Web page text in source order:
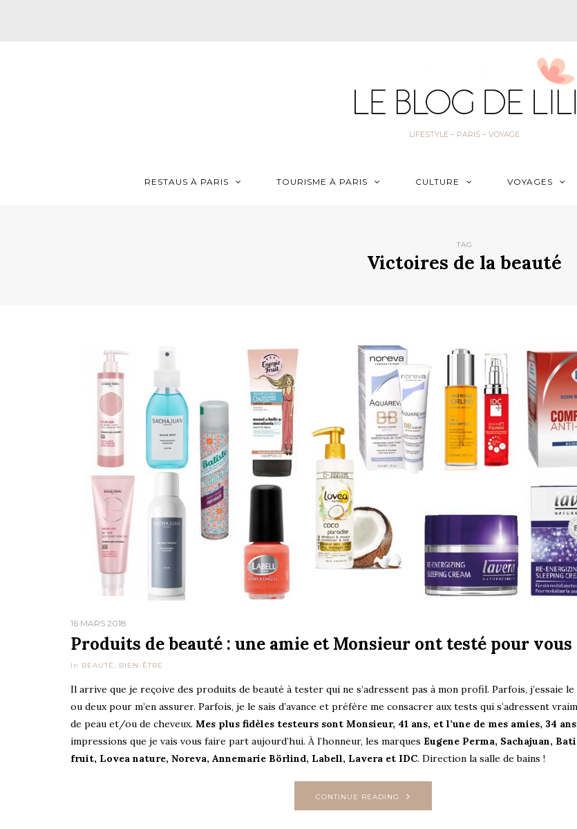
LIFESTYLE – PARIS – VOYAGE
RESTAUS À PARIS TOURISME À PARIS CULTURE VOYAGES
TAG
Victoires de la beauté
16 MARS 2018
Produits de beauté : une amie et Monsieur ont testé pour vous
In BEAUTÉ, BIEN-ÊTRE
Il arrive que je reçoive des produits de beauté à tester qui ne s’adressent pas à mon profil. Parfois, j’essaie
ou deux pour m’en assurer. Parfois, je le sais d’avance et préfère me consacrer aux tests qui s’adressent
de peau et/ou de cheveux. Mes plus fidèles testeurs sont Monsieur, 41 ans, et l’une de mes amies, 34 ans
impressions que je vais vous faire part aujourd’hui. À l’honneur, les marques Eugene Perma, Sachajuan,
fruit, Lovea nature, Noreva, Annemarie Börlind, Labell, Lavera et IDC. Direction la salle de bains !
CONTINUE READING